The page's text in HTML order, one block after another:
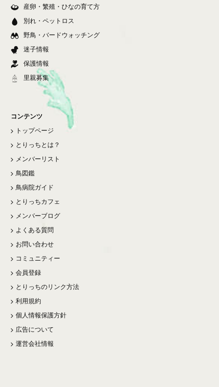
産卵・繁殖・ひなの育て方
別れ・ペットロス
野鳥・バードウォッチング
迷子情報
保護情報
里親募集
コンテンツ
トップページ
とりっちとは？
メンバーリスト
鳥図鑑
鳥病院ガイド
とりっちカフェ
メンバーブログ
よくある質問
お問い合わせ
コミュニティー
会員登録
とりっちのリンク方法
利用規約
個人情報保護方針
広告について
運営会社情報